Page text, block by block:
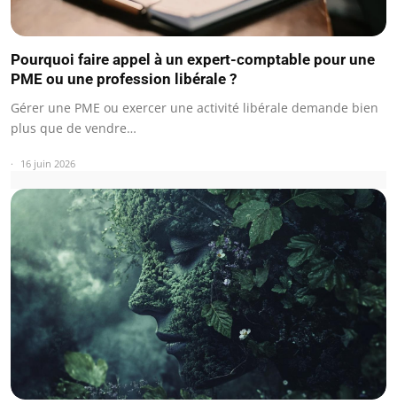
Pourquoi faire appel à un expert-comptable pour une
PME ou une profession libérale ?
Gérer une PME ou exercer une activité libérale demande bien
plus que de vendre…
16 juin 2026